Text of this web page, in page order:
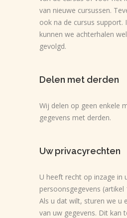
van nieuwe cursussen.
ook na de cursus support.
kunnen we achterhalen
gevolgd.
Delen met derden
Wij delen op geen enkele
gegevens met derden.
Uw privacyrechten
U heeft recht op inzage in
persoonsgegevens (artikel
Als u dat wilt, sturen we u
van uw gegevens. Dit kan